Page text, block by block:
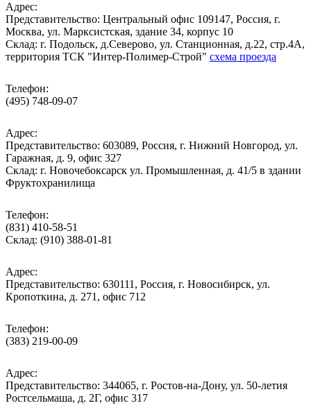
Адрес:
Представительство: Центральный офис 109147, Россия, г.
Москва, ул. Марксистская, здание 34, корпус 10
Cклад: г. Подольск, д.Северово, ул. Станционная, д.22, стр.4А,
территория ТСК "Интер-Полимер-Строй" схема проезда
Телефон:
(495) 748-09-07
Адрес:
Представительство: 603089, Россия, г. Нижний Новгород, ул.
Гаражная, д. 9, офис 327
Склад: г. Новочебоксарск ул. Промышленная, д. 41/5 в здании
Фруктохранилища
Телефон:
(831) 410-58-51
Склад: (910) 388-01-81
Адрес:
Представительство: 630111, Россия, г. Новосибирск, ул.
Кропоткина, д. 271, офис 712
Телефон:
(383) 219-00-09
Адрес:
Представительство: 344065, г. Ростов-на-Дону, ул. 50-летия
Ростсельмаша, д. 2Г, офис 317